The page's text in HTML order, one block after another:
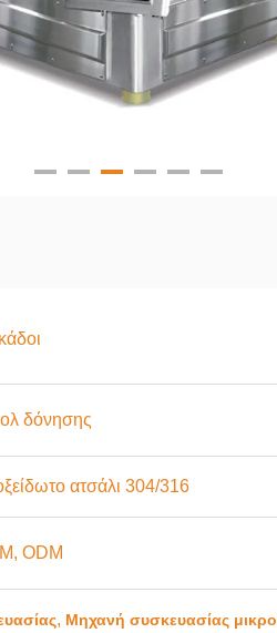
δόνησης
ατσάλι 304/316
ODM
, Μηχανή συσκευασίας